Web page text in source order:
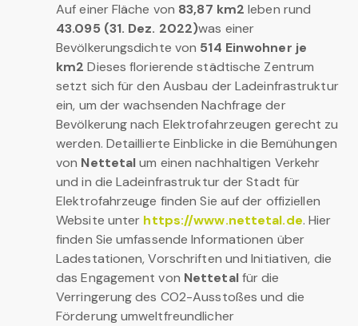
Auf einer Fläche von 83,87 km2 leben rund
43.095 (31. Dez. 2022)was einer
Bevölkerungsdichte von 514 Einwohner je
km2 Dieses florierende städtische Zentrum
setzt sich für den Ausbau der Ladeinfrastruktur
ein, um der wachsenden Nachfrage der
Bevölkerung nach Elektrofahrzeugen gerecht zu
werden. Detaillierte Einblicke in die Bemühungen
von Nettetalum einen nachhaltigen Verkehr
und in die Ladeinfrastruktur der Stadt für
Elektrofahrzeuge finden Sie auf der offiziellen
Website unter https://www.nettetal.de. Hier
finden Sie umfassende Informationen über
Ladestationen, Vorschriften und Initiativen, die
das Engagement von Nettetalfür die
Verringerung des CO2-Ausstoßes und die
Förderung umweltfreundlicher